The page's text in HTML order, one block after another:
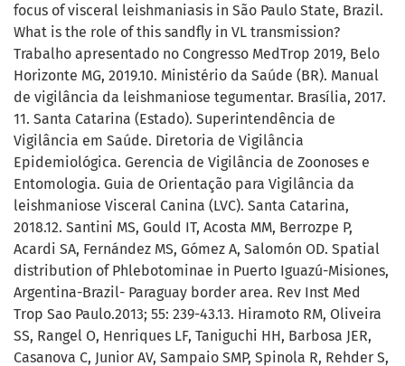
focus of visceral leishmaniasis in São Paulo State, Brazil.
What is the role of this sandfly in VL transmission?
Trabalho apresentado no Congresso MedTrop 2019, Belo
Horizonte MG, 2019.10. Ministério da Saúde (BR). Manual
de vigilância da leishmaniose tegumentar. Brasília, 2017.
11. Santa Catarina (Estado). Superintendência de
Vigilância em Saúde. Diretoria de Vigilância
Epidemiológica. Gerencia de Vigilância de Zoonoses e
Entomologia. Guia de Orientação para Vigilância da
leishmaniose Visceral Canina (LVC). Santa Catarina,
2018.12. Santini MS, Gould IT, Acosta MM, Berrozpe P,
Acardi SA, Fernández MS, Gómez A, Salomón OD. Spatial
distribution of Phlebotominae in Puerto Iguazú-Misiones,
Argentina-Brazil- Paraguay border area. Rev Inst Med
Trop Sao Paulo.2013; 55: 239-43.13. Hiramoto RM, Oliveira
SS, Rangel O, Henriques LF, Taniguchi HH, Barbosa JER,
Casanova C, Junior AV, Sampaio SMP, Spinola R, Rehder S,